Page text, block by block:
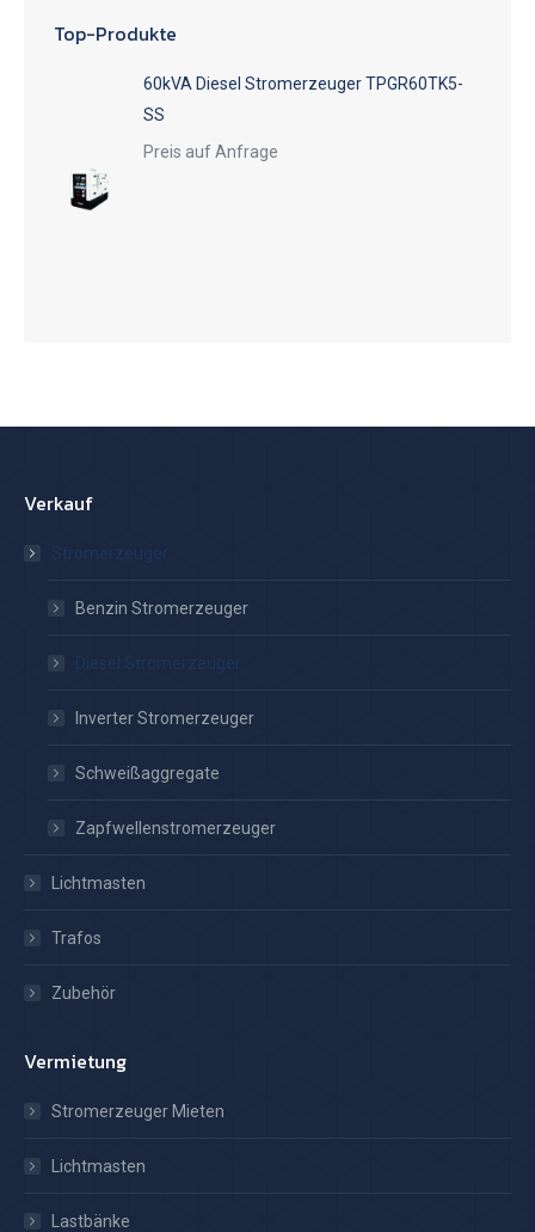
Top-Produkte
60kVA Diesel Stromerzeuger TPGR60TK5-
SS
Preis auf Anfrage
Verkauf
Stromerzeuger
Benzin Stromerzeuger
Diesel Stromerzeuger
Inverter Stromerzeuger
Schweißaggregate
Zapfwellenstromerzeuger
Lichtmasten
Trafos
Zubehör
Vermietung
Stromerzeuger Mieten
Lichtmasten
Lastbänke